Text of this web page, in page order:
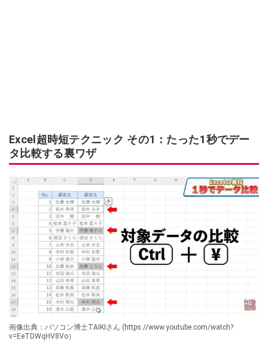
Excel超時短テクニック その1：たった1秒でデー
タ比較する裏ワザ
画像出典：パソコン博士TAIKIさん (https://www.youtube.com/watch?
v=EeTDWqHV8Vo）